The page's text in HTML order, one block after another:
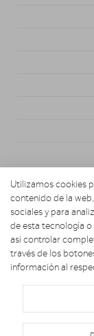
Utilizamos cookies
contenido de la
sociales y para
de esta tecnología
así controlar
través de los
información al